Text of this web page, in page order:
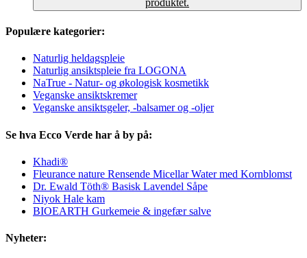
Populære kategorier:
Naturlig heldagspleie
Naturlig ansiktspleie fra LOGONA
NaTrue - Natur- og økologisk kosmetikk
Veganske ansiktskremer
Veganske ansiktsgeler, -balsamer og -oljer
Se hva Ecco Verde har å by på:
Khadi®
Fleurance nature Rensende Micellar Water med Kornblomst
Dr. Ewald Töth® Basisk Lavendel Såpe
Niyok Hale kam
BIOEARTH Gurkemeie & ingefær salve
Nyheter: